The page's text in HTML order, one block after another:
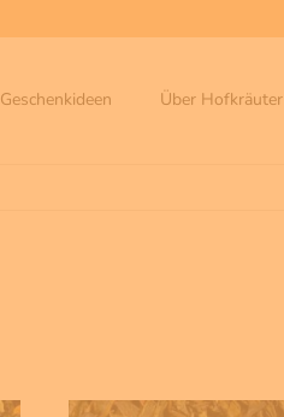
Geschenkideen Über Hofkräuter